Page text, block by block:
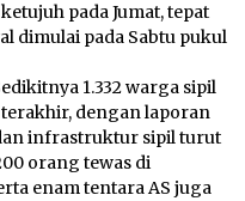
pada Jumat, tepat
dimulai pada Sabtu pukul
1.332 warga sipil
dengan laporan
infrastruktur sipil turut
orang tewas di
enam tentara AS juga